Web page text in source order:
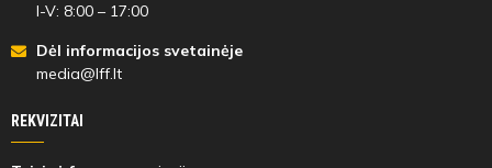
I-V: 8:00 – 17:00
Dėl informacijos svetainėje
media@lff.lt
REKVIZITAI